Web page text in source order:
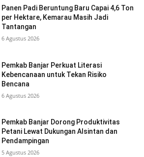
Panen Padi Beruntung Baru Capai 4,6 Ton
per Hektare, Kemarau Masih Jadi
Tantangan
6 Agustus 2026
Pemkab Banjar Perkuat Literasi
Kebencanaan untuk Tekan Risiko
Bencana
6 Agustus 2026
Pemkab Banjar Dorong Produktivitas
Petani Lewat Dukungan Alsintan dan
Pendampingan
5 Agustus 2026